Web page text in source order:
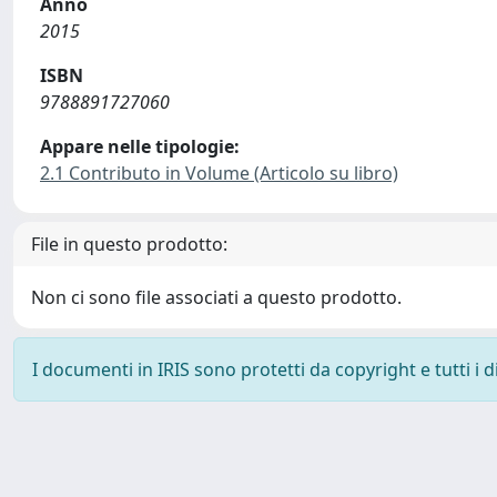
2015
ISBN
9788891727060
Appare nelle tipologie:
2.1 Contributo in Volume (Articolo su libro)
File in questo prodotto:
Non ci sono file associati a questo prodotto.
I documenti in IRIS sono protetti da copyright e tutti i